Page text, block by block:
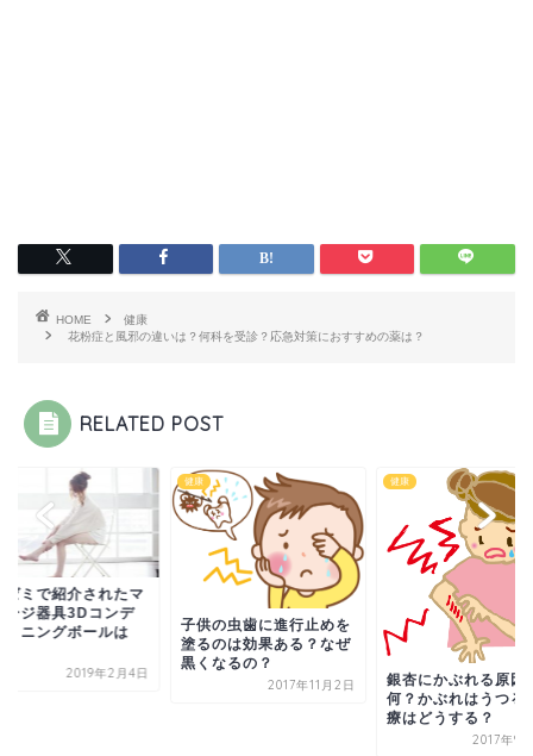
HOME
健康
花粉症と風邪の違いは？何科を受診？応急対策におすすめの薬は？
RELATED POST
ゼミで紹介されたマ
ージ器具3Dコンデ
ョニングボールは
2019年2月4日
健康
子供の虫歯に進行止めを
塗るのは効果ある？なぜ
黒くなるの？
2017年11月2日
健康
銀杏にかぶれる原因
何？かぶれはうつる
療はどうする？
2017年9